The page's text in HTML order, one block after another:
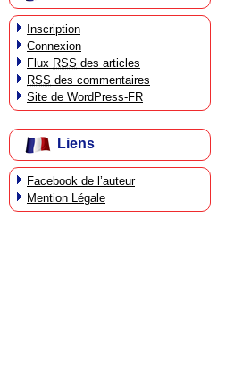
Inscription
Connexion
Flux RSS des articles
RSS des commentaires
Site de WordPress-FR
Liens
Facebook de l’auteur
Mention Légale